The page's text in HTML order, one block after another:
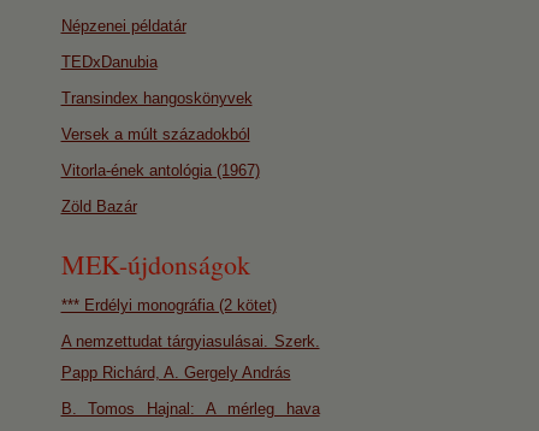
Népzenei példatár
TEDxDanubia
Transindex hangoskönyvek
Versek a múlt századokból
Vitorla-ének antológia (1967)
Zöld Bazár
MEK-újdonságok
*** Erdélyi monográfia (2 kötet)
A nemzettudat tárgyiasulásai. Szerk.
Papp Richárd, A. Gergely András
B. Tomos Hajnal: A mérleg hava